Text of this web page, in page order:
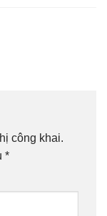
công khai.
*